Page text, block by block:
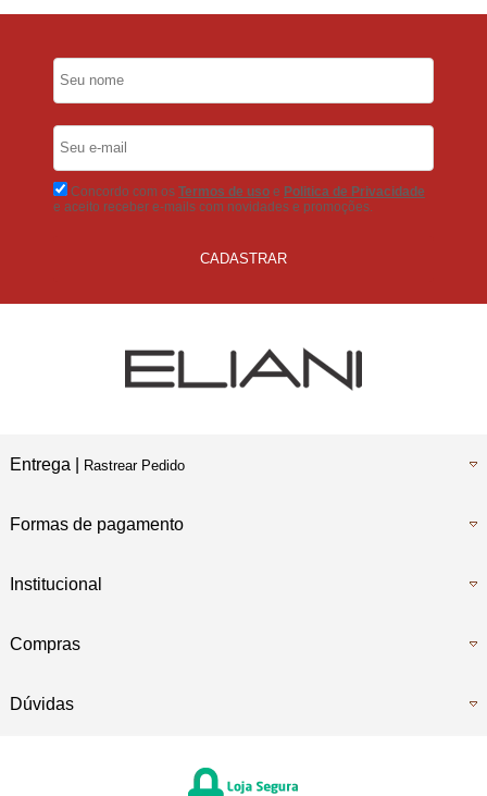
Concordo com os Termos de usoe Politica de Privacidade
e aceito receber e-mails com novidades e promoções.
CADASTRAR
Entrega | Rastrear Pedido
Formas de pagamento
Institucional
Compras
Dúvidas